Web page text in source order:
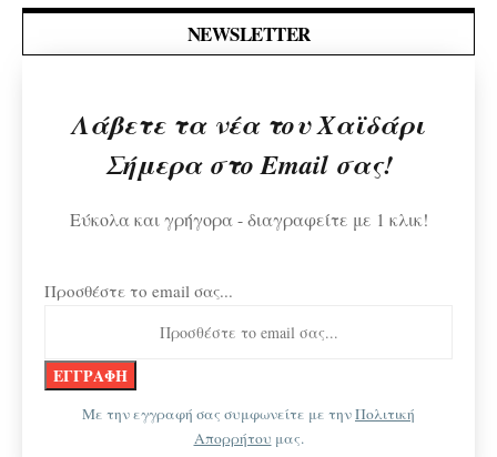
NEWSLETTER
Λάβετε τα νέα του Χαϊδάρι
Σήμερα στο Email σας!
Εύκολα και γρήγορα - διαγραφείτε με 1 κλικ!
Προσθέστε το email σας...
Με την εγγραφή σας συμφωνείτε με τηνΠολιτική
Απορρήτου μας.